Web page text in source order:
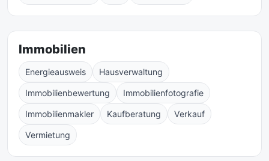
Immobilien
Energieausweis Hausverwaltung
Immobilienbewertung Immobilienfotografie
Immobilienmakler Kaufberatung Verkauf
Vermietung